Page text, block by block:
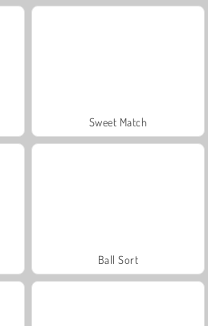
Sweet Match
Ball Sort